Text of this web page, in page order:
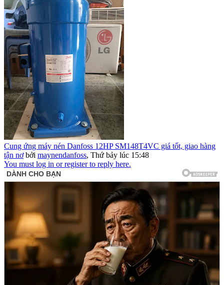
Cung ứng máy nén Danfoss 12HP SM148T4VC giá tốt, giao hàng
tận nơ bởi maynendanfoss, Thứ bảy lúc 15:48
You must log in or register to reply here.